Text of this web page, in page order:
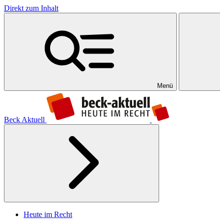
Direkt zum Inhalt
Menü
Beck Aktuell
Heute im Recht